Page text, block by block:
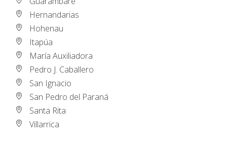
Hernandarias
Hohenau
Itapúa
María Auxiliadora
Pedro J. Caballero
San Ignacio
San Pedro del Paraná
Santa Rita
Villarrica